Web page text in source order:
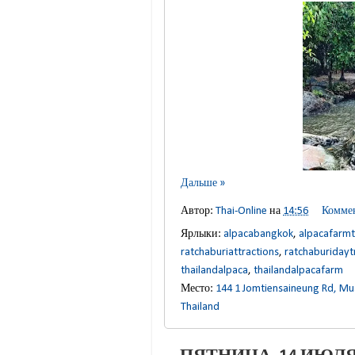
Дальше »
Автор: Thai-Online на 14:56
Ярлыки: alpacabangkok,
ratchaburiattractions,
thailandalpaca, thailandalpacafarm
Место: 144 1 Jomtiensaineung Rd,
Thailand